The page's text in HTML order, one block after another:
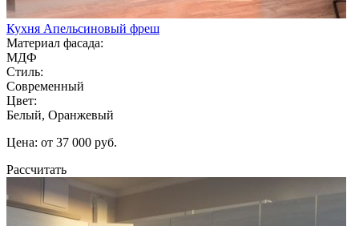
Кухня Апельсиновый фреш
Материал фасада:
МДФ
Стиль:
Современный
Цвет:
Белый, Оранжевый
Цена: от 37 000 руб.
Рассчитать